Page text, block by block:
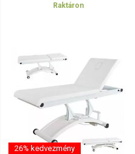
Raktáron
26% kedvezmény